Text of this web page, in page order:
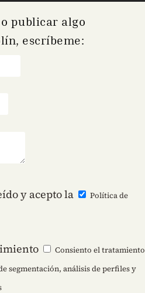
publicar algo
escríbeme:
y acepto la
Política de
Consiento el tratamiento
segmentación, análisis de perfiles y